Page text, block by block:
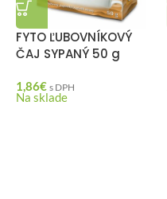
FYTO ĽUBOVNÍKOVÝ
ČAJ SYPANÝ 50 g
1,86€ s DPH
Na sklade